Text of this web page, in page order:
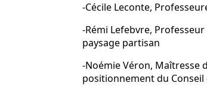
-Cécile Leconte,
-Rémi Lefebvre,
paysage partisan
-Noémie Véron, Maîtresse
positionnement du